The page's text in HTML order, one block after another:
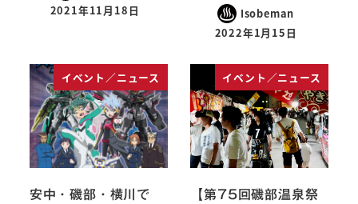
2021年11月18日
Isobeman
2022年1月15日
イベント／ニュース
安中・磯部・横川で
イベント／ニュース
【第75回磯部温泉祭